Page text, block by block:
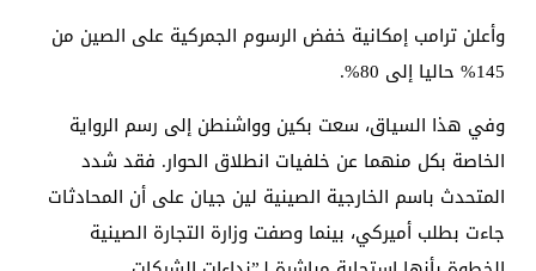
وأعلن ترامب إمكانية خفض الرسوم الجمركية على الصين من
145% حاليا إلى 80%.
وفي هذا السياق، سعت بكين وواشنطن إلى رسم الرواية
الخاصة بكل منهما عن خلفيات انطلاق الحوار. فقد شدد
المتحدث باسم الخارجية الصينية لين جيان على أن المحادثات
جاءت بطلب أميركي، بينما وصفت وزارة التجارة الصينية